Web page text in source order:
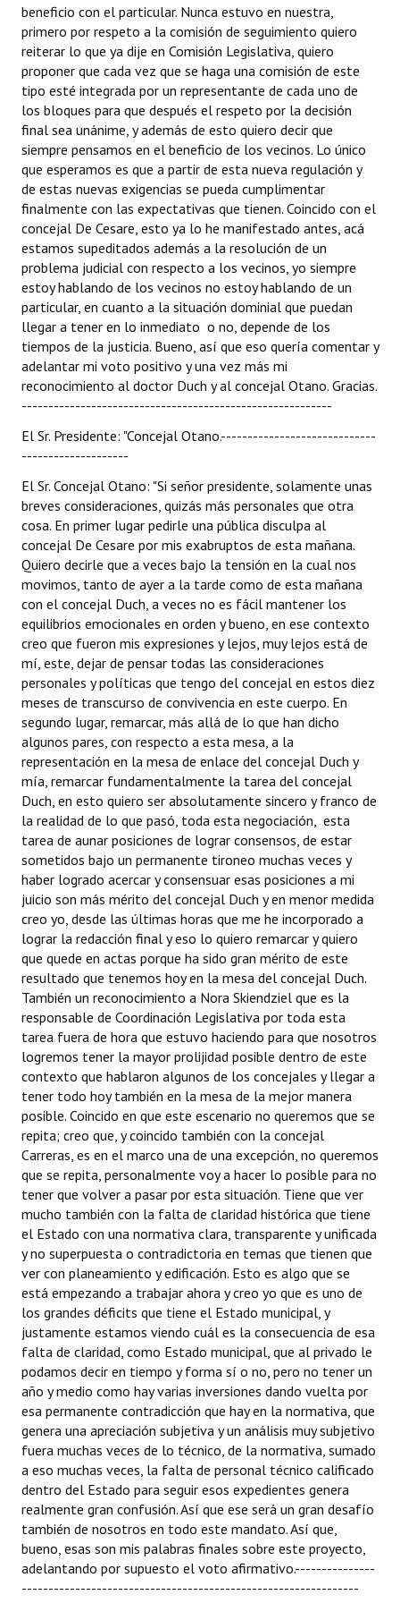
beneficio con el particular. Nunca estuvo en nuestra,
primero por respeto a la comisión de seguimiento quiero
reiterar lo que ya dije en Comisión Legislativa, quiero
proponer que cada vez que se haga una comisión de este
tipo esté integrada por un representante de cada uno de
los bloques para que después el respeto por la decisión
final sea unánime, y además de esto quiero decir que
siempre pensamos en el beneficio de los vecinos. Lo único
que esperamos es que a partir de esta nueva regulación y
de estas nuevas exigencias se pueda cumplimentar
finalmente con las expectativas que tienen. Coincido con el
concejal De Cesare, esto ya lo he manifestado antes, acá
estamos supeditados además a la resolución de un
problema judicial con respecto a los vecinos, yo siempre
estoy hablando de los vecinos no estoy hablando de un
particular, en cuanto a la situación dominial que puedan
llegar a tener en lo inmediato o no, depende de los
tiempos de la justicia. Bueno, así que eso quería comentar y
adelantar mi voto positivo y una vez más mi
reconocimiento al doctor Duch y al concejal Otano. Gracias.
----------------------------------------------------------
El Sr. Presidente: "Concejal Otano.-----------------------------
--------------------
El Sr. Concejal Otano: "Si señor presidente, solamente unas
breves consideraciones, quizás más personales que otra
cosa. En primer lugar pedirle una pública disculpa al
concejal De Cesare por mis exabruptos de esta mañana.
Quiero decirle que a veces bajo la tensión en la cual nos
movimos, tanto de ayer a la tarde como de esta mañana
con el concejal Duch, a veces no es fácil mantener los
equilibrios emocionales en orden y bueno, en ese contexto
creo que fueron mis expresiones y lejos, muy lejos está de
mí, este, dejar de pensar todas las consideraciones
personales y políticas que tengo del concejal en estos diez
meses de transcurso de convivencia en este cuerpo. En
segundo lugar, remarcar, más allá de lo que han dicho
algunos pares, con respecto a esta mesa, a la
representación en la mesa de enlace del concejal Duch y
mía, remarcar fundamentalmente la tarea del concejal
Duch, en esto quiero ser absolutamente sincero y franco de
la realidad de lo que pasó, toda esta negociación, esta
tarea de aunar posiciones de lograr consensos, de estar
sometidos bajo un permanente tironeo muchas veces y
haber logrado acercar y consensuar esas posiciones a mi
juicio son más mérito del concejal Duch y en menor medida
creo yo, desde las últimas horas que me he incorporado a
lograr la redacción final y eso lo quiero remarcar y quiero
que quede en actas porque ha sido gran mérito de este
resultado que tenemos hoy en la mesa del concejal Duch.
También un reconocimiento a Nora Skiendziel que es la
responsable de Coordinación Legislativa por toda esta
tarea fuera de hora que estuvo haciendo para que nosotros
logremos tener la mayor prolijidad posible dentro de este
contexto que hablaron algunos de los concejales y llegar a
tener todo hoy también en la mesa de la mejor manera
posible. Coincido en que este escenario no queremos que se
repita; creo que, y coincido también con la concejal
Carreras, es en el marco una de una excepción, no queremos
que se repita, personalmente voy a hacer lo posible para no
tener que volver a pasar por esta situación. Tiene que ver
mucho también con la falta de claridad histórica que tiene
el Estado con una normativa clara, transparente y unificada
y no superpuesta o contradictoria en temas que tienen que
ver con planeamiento y edificación. Esto es algo que se
está empezando a trabajar ahora y creo yo que es uno de
los grandes déficits que tiene el Estado municipal, y
justamente estamos viendo cuál es la consecuencia de esa
falta de claridad, como Estado municipal, que al privado le
podamos decir en tiempo y forma sí o no, pero no tener un
año y medio como hay varias inversiones dando vuelta por
esa permanente contradicción que hay en la normativa, que
genera una apreciación subjetiva y un análisis muy subjetivo
fuera muchas veces de lo técnico, de la normativa, sumado
a eso muchas veces, la falta de personal técnico calificado
dentro del Estado para seguir esos expedientes genera
realmente gran confusión. Así que ese será un gran desafío
también de nosotros en todo este mandato. Así que,
bueno, esas son mis palabras finales sobre este proyecto,
adelantando por supuesto el voto afirmativo.---------------
---------------------------------------------------------------